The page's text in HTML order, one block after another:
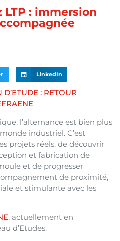
LTP : immersion
LinkedIn
: RETOUR
l’alternance est bien plus
industriel. C’est
projets réels, de découvrir
et fabrication de
et de progresser
de proximité,
et stimulante avec les
, actuellement en
d’Etudes.